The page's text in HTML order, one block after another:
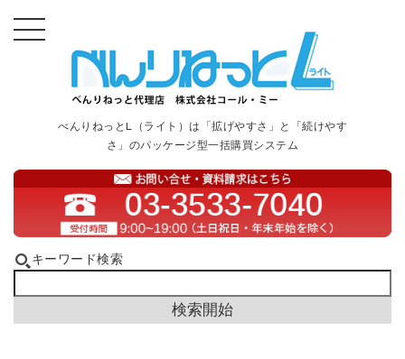
べんりねっとL（ライト）は「拡げやすさ」と「続けやす
さ」のパッケージ型一括購買システム
キーワード検索